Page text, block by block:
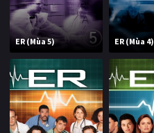
ER (Mùa 5) ER (Mùa 4)